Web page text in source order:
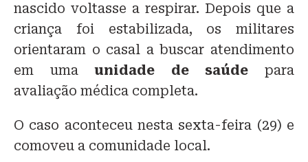
nascido voltasse a respirar. Depois que a
criança foi estabilizada, os militares
orientaram o casal a buscar atendimento
em umaunidade de saúde para
avaliação médica completa.
O caso aconteceu nesta sexta-feira (29) e
comoveu a comunidade local.